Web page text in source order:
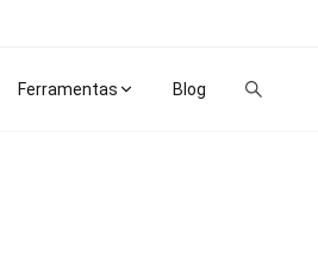
Ferramentas Blog